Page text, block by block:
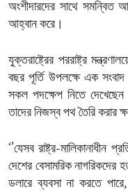
অংশীদারদের সাথে সমন্বিত
আহ্বান করে।
যুক্তরাষ্ট্রের পররাষ্ট্র
বছর পূর্তি উপলক্ষে এক
সকল পদক্ষেপ নিতে
তাদের নিজস্ব পথ তৈরি করার
‘’যেসব রাষ্ট্র-মালিকানাধীন
দেশের বেসামরিক নাগরিকদের
ডলারে ব্যবসা না করতে